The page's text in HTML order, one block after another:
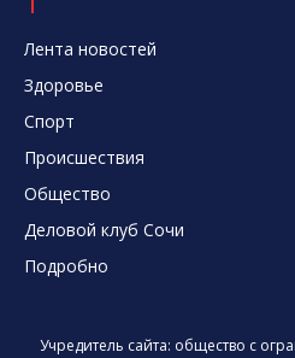
Лента новостей
Здоровье
Спорт
Происшествия
Общество
Деловой клуб Сочи
Подробно
Учредитель сайта: общество с